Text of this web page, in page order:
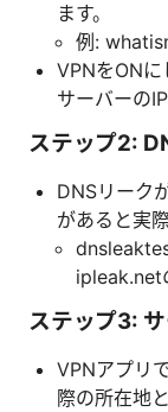
ます。
例:
VPNをONに
サーバーの
ステップ2:
DNSリーク
があると実
ipleak.net
ステップ3:
VPNアプリ
際の所在地